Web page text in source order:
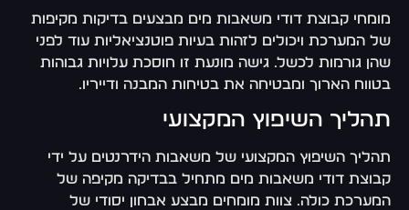
מומחי קבוצת דודי משאבות מים מבצעים בדיקות מקיפות
של המערכת ויכולים לזהות בעיות פוטנציאליות עוד לפני
שהן גורמות לכשל. גישה מונעת זו חוסכת עלויות גבוהות
בטווח הארוך ומבטיחה את בטיחות המבנה ודייריו.
תהליך השיפוץ המקצועי
תהליך השיפוץ המקצועי של משאבות הידרנטים על ידי
קבוצת דודי משאבות מים מתחיל בבדיקה מקיפה של
המערכת כולה. צוות מומחים מבצע אבחון יסודי של